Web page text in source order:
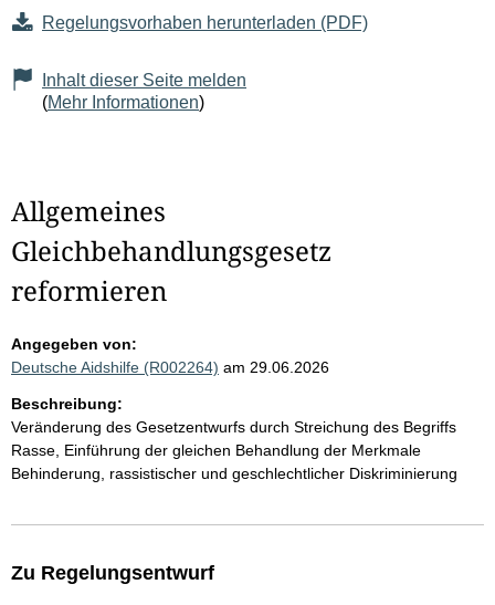
Regelungsvorhaben herunterladen (PDF)
Inhalt dieser Seite melden
(Mehr Informationen)
Allgemeines
Gleichbehandlungsgesetz
reformieren
Angegeben von:
Deutsche Aidshilfe (R002264) am 29.06.2026
Beschreibung:
Veränderung des Gesetzentwurfs durch Streichung des Begriffs
Rasse, Einführung der gleichen Behandlung der Merkmale
Behinderung, rassistischer und geschlechtlicher Diskriminierung
Zu Regelungsentwurf